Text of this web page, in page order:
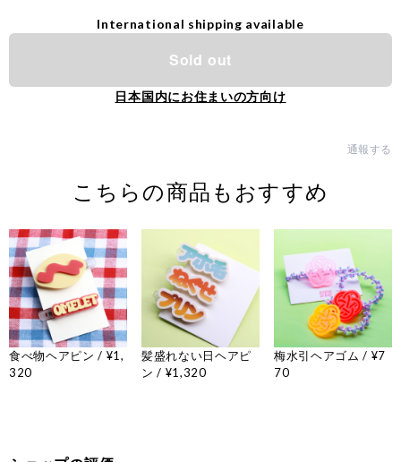
International shipping available
Sold out
日本国内にお住まいの方向け
通報する
こちらの商品もおすすめ
食べ物ヘアピン / ¥1,
320
髪盛れない日ヘアピ
ン / ¥1,320
梅水引ヘアゴム / ¥7
70